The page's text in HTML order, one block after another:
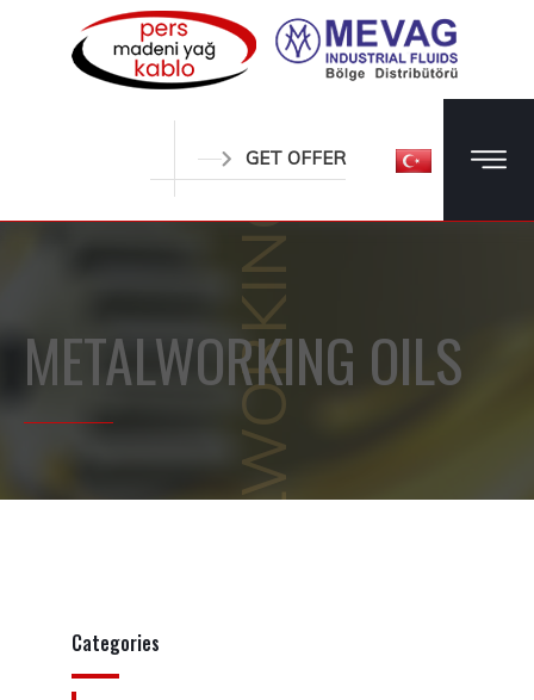
GET OFFER
METALWORKING OILS
METALWORKING OILS
Categories